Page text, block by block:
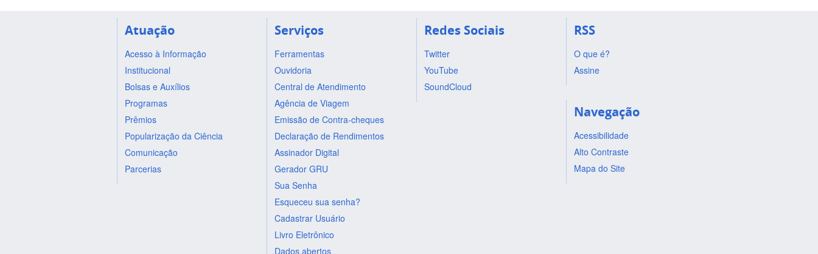
Atuação
Acesso à Informação
Institucional
Bolsas e Auxílios
Programas
Prêmios
Popularização da Ciência
Comunicação
Parcerias
Serviços
Ferramentas
Ouvidoria
Central de Atendimento
Agência de Viagem
Emissão de Contra-cheques
Declaração de Rendimentos
Assinador Digital
Gerador GRU
Sua Senha
Esqueceu sua senha?
Cadastrar Usuário
Livro Eletrônico
Dados abertos
Redes Sociais
Twitter
YouTube
SoundCloud
RSS
O que é?
Assine
Navegação
Acessibilidade
Alto Contraste
Mapa do Site